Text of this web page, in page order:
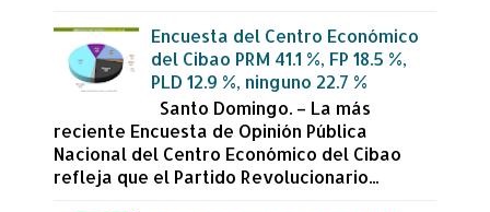
Encuesta del Centro Económico
del Cibao PRM 41.1 %, FP 18.5 %,
PLD 12.9 %, ninguno 22.7 %
Santo Domingo. – La más
reciente Encuesta de Opinión Pública
Nacional del Centro Económico del Cibao
refleja que el Partido Revolucionario...